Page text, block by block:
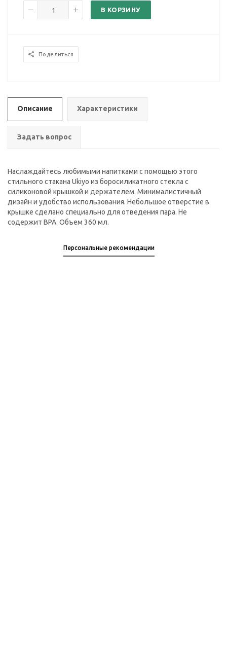
В КОРЗИНУ
Поделиться
Описание Характеристики
Задать вопрос
Наслаждайтесь любимыми напитками с помощью этого
стильного стакана Ukiyo из боросиликатного стекла с
силиконовой крышкой и держателем. Минималистичный
дизайн и удобство использования. Небольшое отверстие в
крышке сделано специально для отведения пара. Не
содержит BPA. Объем 360 мл.
Персональные рекомендации